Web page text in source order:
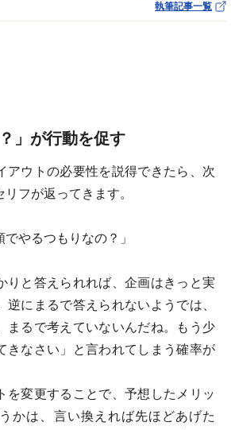
執筆記事一覧
」が行動を促す
アウトの必要性を説得できたら、次
フが返ってきます。
でやるつもりなの？」
りと答えられれば、企画はきっと実
逆にまるで答えられないようでは、
まるで考えていないんだね。もう少
きなさい」と言われてしまう確率が
を変更することで、予想したメリッ
かは、言い換えれば先ほどあげた